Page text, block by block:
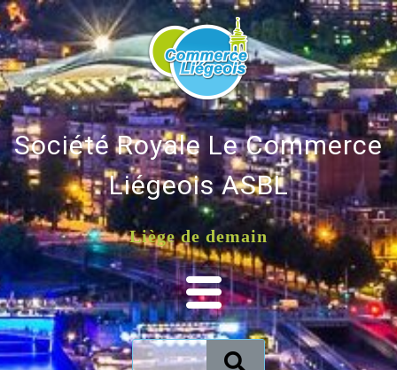
Société Royale Le Commerce
Liégeois ASBL
Liège de demain